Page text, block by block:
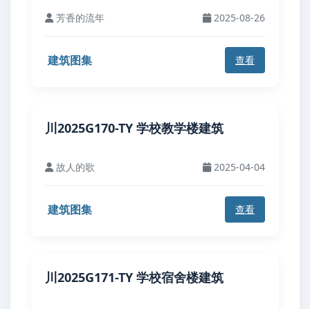
芳香的流年 2025-08-26
建筑图集 查看
川2025G170-TY 学校教学楼建筑
故人的歌 2025-04-04
建筑图集 查看
川2025G171-TY 学校宿舍楼建筑